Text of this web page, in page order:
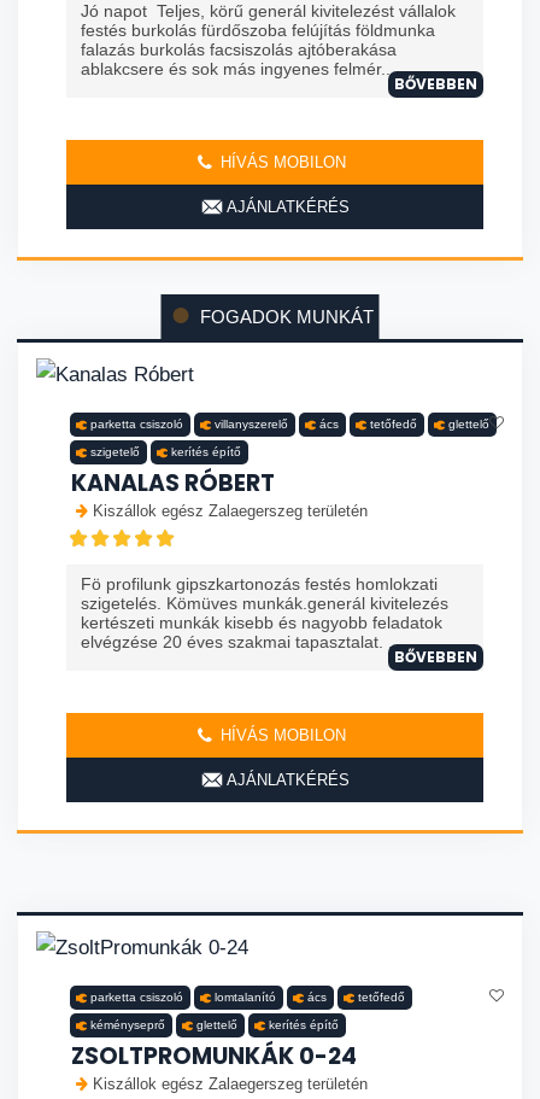
Jó napot Teljes, körű generál kivitelezést vállalok
festés burkolás fürdőszoba felújítás földmunka
falazás burkolás facsiszolás ajtóberakása
ablakcsere és sok más ingyenes felmér...
BŐVEBBEN
HÍVÁS MOBILON
AJÁNLATKÉRÉS
FOGADOK MUNKÁT
parketta csiszoló villanyszerelő ács tetőfedő glettelő
szigetelő kerítés építő
KANALAS RÓBERT
Kiszállok egész Zalaegerszeg területén
Fö profilunk gipszkartonozás festés homlokzati
szigetelés. Kömüves munkák.generál kivitelezés
kertészeti munkák kisebb és nagyobb feladatok
elvégzése 20 éves szakmai tapasztalat. ...
BŐVEBBEN
HÍVÁS MOBILON
AJÁNLATKÉRÉS
parketta csiszoló lomtalanító ács tetőfedő
kéményseprő glettelő kerítés építő
ZSOLTPROMUNKÁK 0-24
Kiszállok egész Zalaegerszeg területén